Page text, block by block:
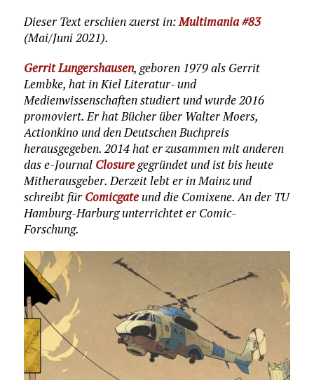
Dieser Text erschien zuerst in:Multimania #83
(Mai/Juni 2021).
Gerrit Lungershausen, geboren 1979 als Gerrit
Lembke, hat in Kiel Literatur- und
Medienwissenschaften studiert und wurde 2016
promoviert. Er hat Bücher über Walter Moers,
Actionkino und den Deutschen Buchpreis
herausgegeben. 2014 hat er zusammen mit anderen
das e-Journal Closuregegründet und ist bis heute
Mitherausgeber. Derzeit lebt er in Mainz und
schreibt für Comicgateund die Comixene. An der TU
Hamburg-Harburg unterrichtet er Comic-
Forschung.